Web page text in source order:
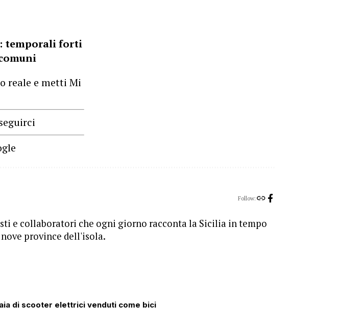
temporali forti
reale e metti Mi
Follow:
e collaboratori che ogni giorno racconta la Sicilia in tempo
province dell'isola.
di scooter elettrici venduti come bici